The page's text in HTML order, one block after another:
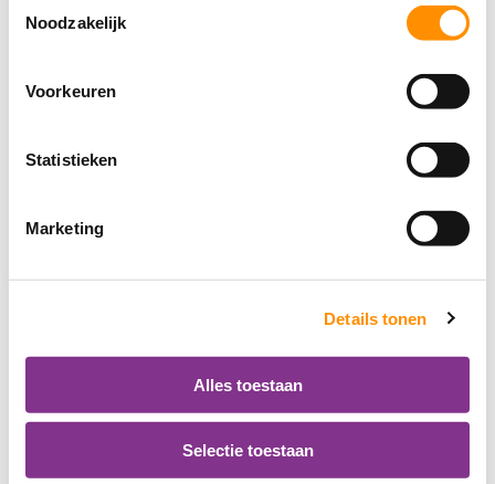
Noodzakelijk
Voorkeuren
Statistieken
Marketing
Details tonen
Alles toestaan
Selectie toestaan